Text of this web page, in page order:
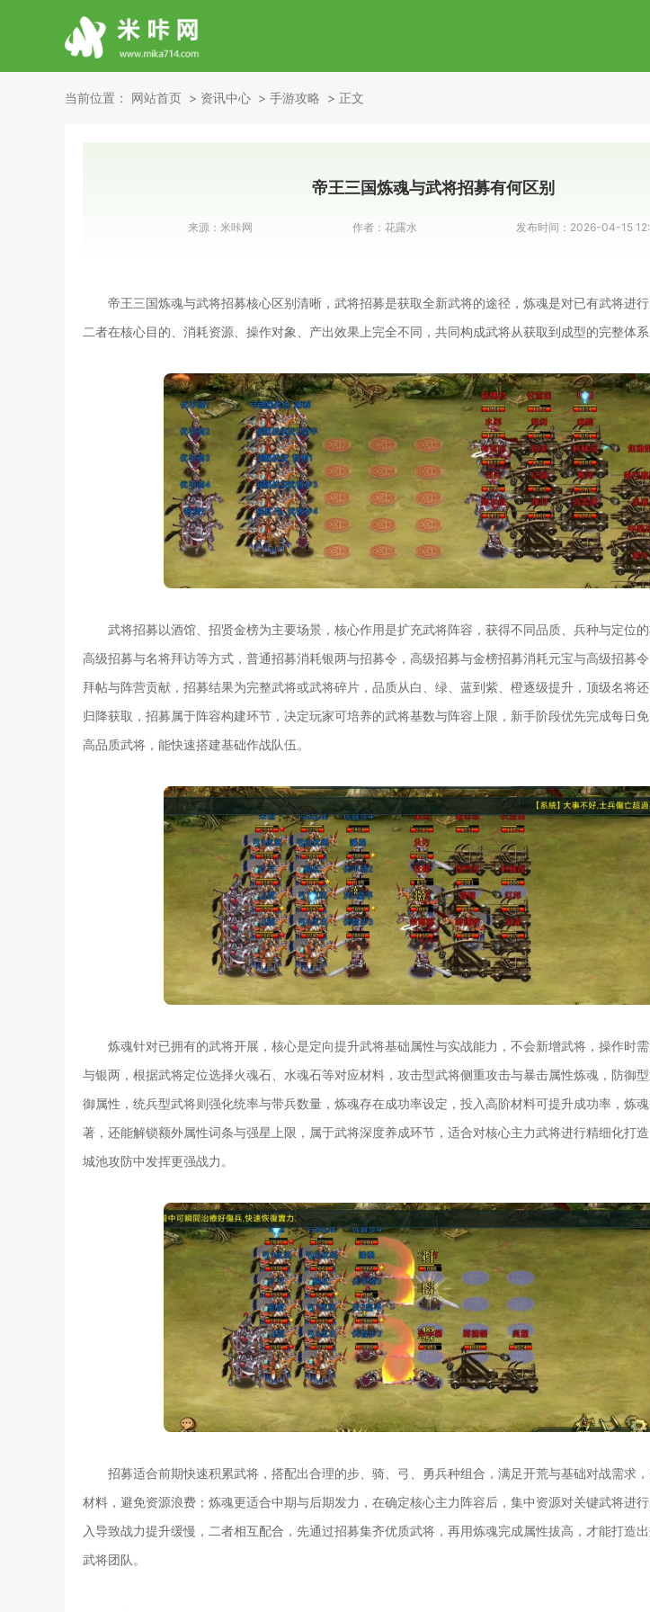
当前位置： 网站首页 资讯中心 手游攻略 正文
帝王三国炼魂与武将招募有何区别
来源： 米咔网 作者： 花露水 发布时间： 2026-04-15
帝王三国炼魂与武将招募核心区别清晰，武将招募是获取全新武将的途径，炼魂是对已有武将进
二者在核心目的、消耗资源、操作对象、产出效果上完全不同，共同构成武将从获取到成型的完整体系
武将招募以酒馆、招贤金榜为主要场景，核心作用是扩充武将阵容，获得不同品质、兵种与定位的
高级招募与名将拜访等方式，普通招募消耗银两与招募令，高级招募与金榜招募消耗元宝与高级招募
拜帖与阵营贡献，招募结果为完整武将或武将碎片，品质从白、绿、蓝到紫、橙逐级提升，顶级名将
归降获取，招募属于阵容构建环节，决定玩家可培养的武将基数与阵容上限，新手阶段优先完成每日
高品质武将，能快速搭建基础作战队伍。
炼魂针对已拥有的武将开展，核心是定向提升武将基础属性与实战能力，不会新增武将，操作时
与银两，根据武将定位选择火魂石、水魂石等对应材料，攻击型武将侧重攻击与暴击属性炼魂，防御
御属性，统兵型武将则强化统率与带兵数量，炼魂存在成功率设定，投入高阶材料可提升成功率，炼
著，还能解锁额外属性词条与强星上限，属于武将深度养成环节，适合对核心主力武将进行精细化打造
城池攻防中发挥更强战力。
招募适合前期快速积累武将，搭配出合理的步、骑、弓、勇兵种组合，满足开荒与基础对战需求
材料，避免资源浪费；炼魂更适合中期与后期发力，在确定核心主力阵容后，集中资源对关键武将进
入导致战力提升缓慢，二者相互配合，先通过招募集齐优质武将，再用炼魂完成属性拔高，才能打造
武将团队。